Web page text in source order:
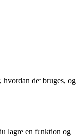
hvordan det bruges, og
lagre en funktion og